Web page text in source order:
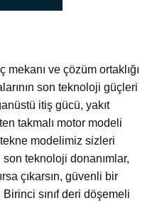
mekanı ve çözüm ortaklığı
son teknoloji güçleri
itiş gücü, yakıt
takmalı motor modeli
modelimiz sizleri
teknoloji donanımlar,
çıkarsın, güvenli bir
sınıf deri döşemeli